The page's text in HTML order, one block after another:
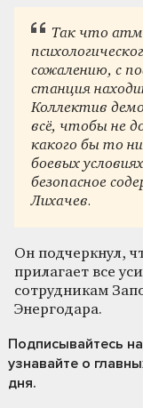
Так что
сожалению, с
станция
Коллектив
всё, чтобы не
какого бы то
боевых
безопасное
Лихачев.
Он подчеркнул,
прилагает все
сотрудникам
Энергодара.
Подписывайтесь
узнавайте о
дня.